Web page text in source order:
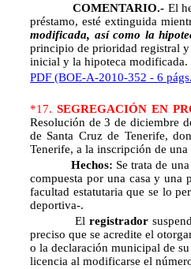
COMENTARIO.- El
préstamo, esté extinguida
modificada, así como la
principio de prioridad registral y
inicial y la hipoteca
PDF (BOE-A-2010-352 - 6
*17.SEGREGACIÓN EN
Resolución de 3 de diciembre
de Santa Cruz de Tenerife,
Tenerife, a la inscripción de una
Hechos: Se trata de
compuesta por una casa y una
facultad estatutaria que se lo
deportiva-.
El registrador
preciso que se acredite el
o la declaración municipal de
licencia al modificarse el